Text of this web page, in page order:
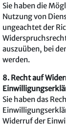
Sie haben die
Nutzung von
ungeachtet der
auszuüben, bei
werden.
8. Recht auf
Sie haben das
Widerruf der